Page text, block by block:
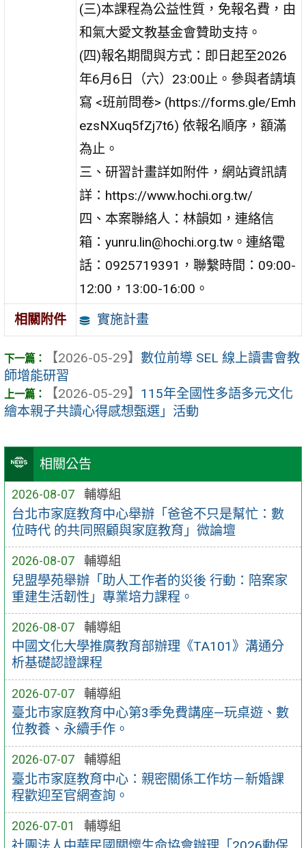
相關公告
2026-08-07 輔導組
台北市家庭教育中心舉辦「爸爸不只是幫忙：數
位時代 的共同照顧與家庭教育」微論壇
2026-08-07 輔導組
兒盟學苑舉辦「助人工作者的災後 行動：陪案家
重建生活韌性」專業培力課程。
2026-08-07 輔導組
中國文化大學推廣教育部辦理《TA101》溝通分
析基礎認證課程
2026-07-07 輔導組
臺北市家庭教育中心第3季免費講座—玩桌遊、數
位教養、永續手作。
2026-07-07 輔導組
臺北市家庭教育中心：親密關係工作坊－新婚課
程歡迎至官網查詢。
2026-07-01 輔導組
(三)本課程為公益性質，免報名費，由
和氣大愛文教基金會贊助支持。
(四)報名期間與方式：即日起至2026
年6月6日（六）23:00止。參與者請填
寫 <班前問卷> (https://forms.gle/Emh
ezsNXuq5fZj7t6) 依報名順序，額滿
為止。
三、研習計畫詳如附件，網站資訊請
詳：https://www.hochi.org.tw/
四、本案聯絡人：林韻如，連絡信
箱：yunru.lin@hochi.org.tw。連絡電
話：0925719391，聯繫時間：09:00-
12:00，13:00-16:00。
相關附件
實施計畫
【2026-05-29】 數位前導 SEL 線上讀書會教
師增能研習
【2026-05-29】 115年全國性多語多元文化
繪本親子共讀心得感想甄選」活動